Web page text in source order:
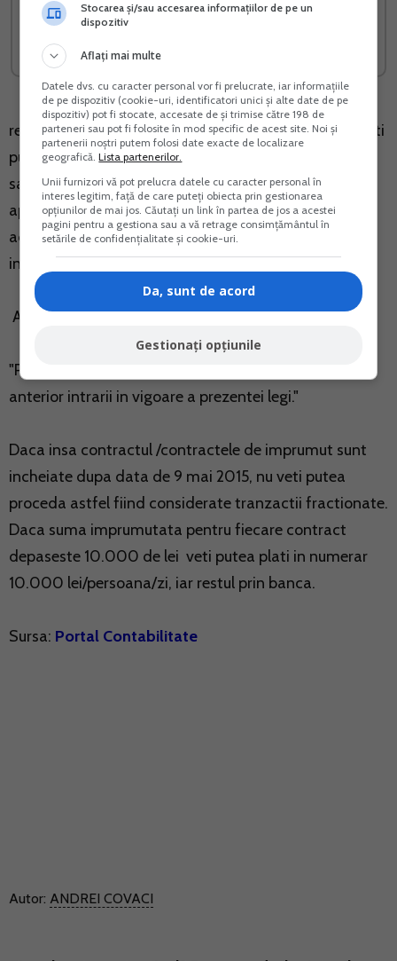
ghiveci
Vreau acest produs →
alegi si cu cati bani ramai
respectiv incepand cu 9 mai 2015, consideram ca veti
putea efectua restituiri de numerar intr-o singura zi,
sau in zile diferite, intrucat aceasta lege nu este
aplicabila contractelor incheiate anterior intrarii
acesteia in vigoare. Redam mai jos prevederile legale
invocate:
Art.16 alin. (2) din Legea 70/2015, prevede:
"Prevederile cap. I nu se aplica contractelor incheiate
anterior intrarii in vigoare a prezentei legi."
Daca insa contractul /contractele de imprumut sunt
incheiate dupa data de 9 mai 2015, nu veti putea
proceda astfel fiind considerate tranzactii fractionate.
Daca suma imprumutata pentru fiecare contract
depaseste 10.000 de lei veti putea plati in numerar
10.000 lei/persoana/zi, iar restul prin banca.
Sursa: Portal Contabilitate
Autor: ANDREI COVACI
Stocarea și/sau accesarea informațiilor de pe un
dispozitiv
Aflați mai multe
Datele dvs. cu caracter personal vor fi prelucrate, iar informațiile
de pe dispozitiv (cookie-uri, identificatori unici și alte date de pe
dispozitiv) pot fi stocate, accesate de și trimise către 198 de
parteneri sau pot fi folosite în mod specific de acest site. Noi și
partenerii noștri putem folosi date exacte de localizare
geografică.Lista partenerilor.
Unii furnizori vă pot prelucra datele cu caracter personal în
interes legitim, față de care puteți obiecta prin gestionarea
opțiunilor de mai jos. Căutați un link în partea de jos a acestei
pagini pentru a gestiona sau a vă retrage consimțământul în
setările de confidențialitate și cookie-uri.
Da, sunt de acord
Gestionați opțiunile